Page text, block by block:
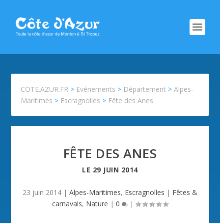
COTE.AZUR.FR > Evénements > Département >Alpes-
Maritimes > Escragnolles > Fête des Anes
FÊTE DES ANES
LE 29 JUIN 2014
23 juin 2014 | Alpes-Maritimes, Escragnolles | Fêtes &
carnavals, Nature | 0 |